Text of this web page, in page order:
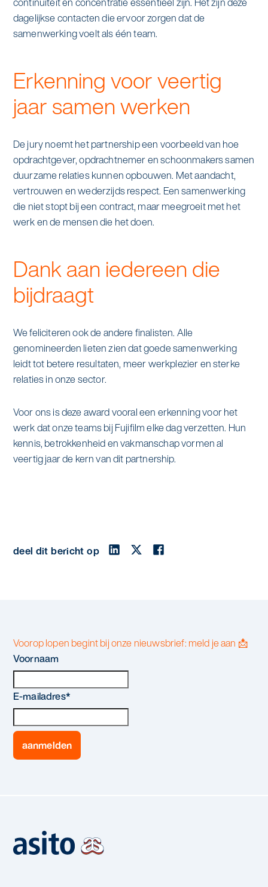
dagelijkse contacten die ervoor zorgen dat de
samenwerking voelt als één team.
Erkenning voor veertig
jaar samen werken
De jury noemt het partnership een voorbeeld van hoe
opdrachtgever, opdrachtnemer en schoonmakers samen
duurzame relaties kunnen opbouwen. Met aandacht,
vertrouwen en wederzijds respect. Een samenwerking
die niet stopt bij een contract, maar meegroeit met het
werk en de mensen die het doen.
Dank aan iedereen die
bijdraagt
We feliciteren ook de andere finalisten. Alle
genomineerden lieten zien dat goede samenwerking
leidt tot betere resultaten, meer werkplezier en sterke
relaties in onze sector.
Voor ons is deze award vooral een erkenning voor het
werk dat onze teams bij Fujifilm elke dag verzetten. Hun
kennis, betrokkenheid en vakmanschap vormen al
veertig jaar de kern van dit partnership.
deel dit bericht op
Voorop lopen begint bij onze nieuwsbrief: meld je aan 📩
Voornaam
E-mailadres*